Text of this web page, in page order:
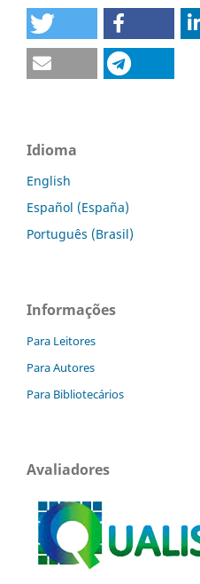
Idioma
English
Español (España)
Português (Brasil)
Informações
Para Leitores
Para Autores
Para Bibliotecários
Avaliadores